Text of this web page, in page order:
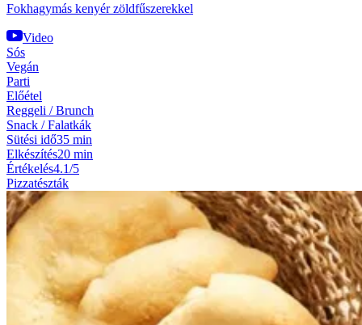
Fokhagymás kenyér zöldfűszerekkel
Video
Sós
Vegán
Parti
Előétel
Reggeli / Brunch
Snack / Falatkák
Sütési idő35 min
Elkészítés20 min
Értékelés4.1/5
Pizzatészták